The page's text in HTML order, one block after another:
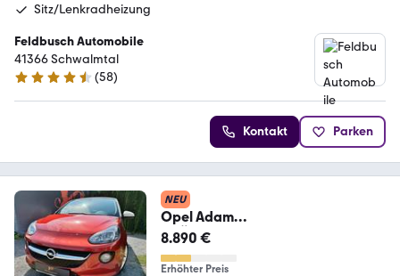
Sitz/Lenkradheizung
Feldbusch Automobile
41366 Schwalmtal
4.5 Sterne
(58)
Kontakt Parken
NEU
Opel Adam
#TÜV#SERVICE#CABRIO#SCHE
CKHEFT#TOP!
8.890 €
Erhöhter Preis